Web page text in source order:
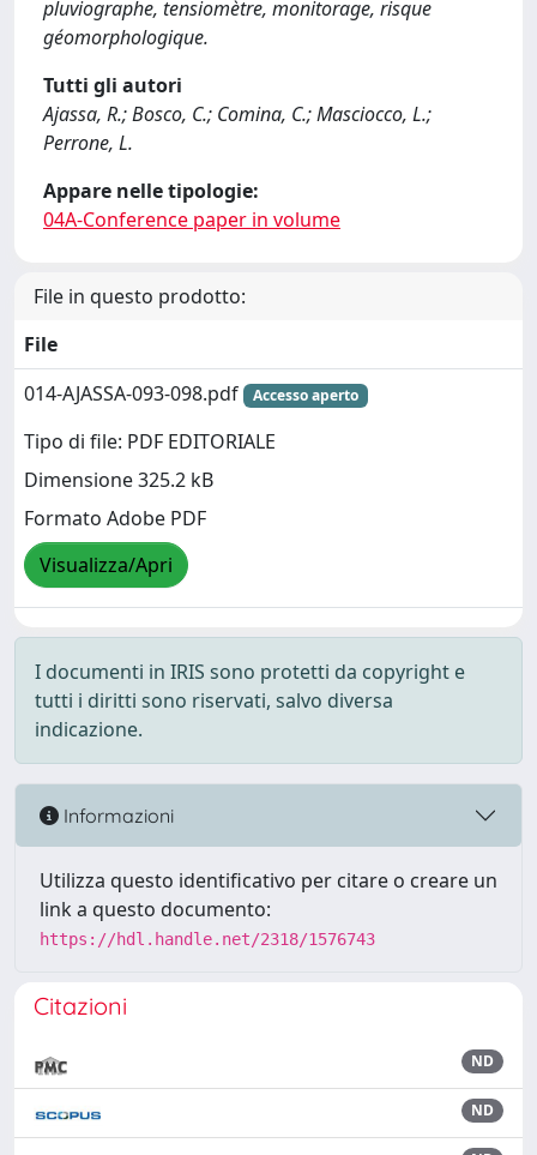
pluviographe, tensiomètre, monitorage, risque
géomorphologique.
Tutti gli autori
Ajassa, R.; Bosco, C.; Comina, C.; Masciocco, L.;
Perrone, L.
Appare nelle tipologie:
04A-Conference paper in volume
File in questo prodotto:
File
014-AJASSA-093-098.pdf
Accesso aperto
Tipo di file: PDF EDITORIALE
Dimensione 325.2 kB
Formato Adobe PDF
Visualizza/Apri
I documenti in IRIS sono protetti da copyright e
tutti i diritti sono riservati, salvo diversa
indicazione.
Informazioni
Utilizza questo identificativo per citare o creare un
link a questo documento:
https://hdl.handle.net/2318/1576743
Citazioni
ND
ND